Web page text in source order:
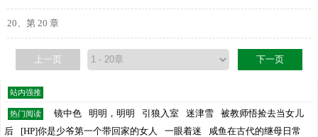
20、第 20 章
上一页 下一页
站内强推
热门阅读 镜中色 明明，明明 引狼入室 迷津雪
被教师悟捡去当女儿
后
[HP]你是少爷第一个带回家的女人 一眼着迷
咸鱼在古代的继母日常